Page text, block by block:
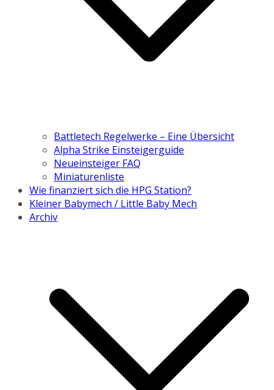
Battletech Regelwerke – Eine Übersicht
Alpha Strike Einsteigerguide
Neueinsteiger FAQ
Miniaturenliste
Wie finanziert sich die HPG Station?
Kleiner Babymech / Little Baby Mech
Archiv